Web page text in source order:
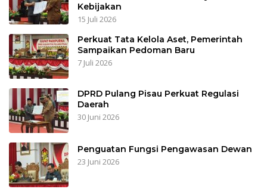
Kebijakan
15 Juli 2026
Perkuat Tata Kelola Aset, Pemerintah
Sampaikan Pedoman Baru
7 Juli 2026
DPRD Pulang Pisau Perkuat Regulasi
Daerah
30 Juni 2026
Penguatan Fungsi Pengawasan Dewan
23 Juni 2026